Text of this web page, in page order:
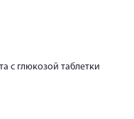
с глюкозой таблетки